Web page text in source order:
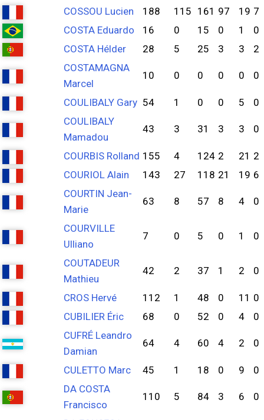
COSSOU Lucien 188 115 161 97 19 7
COSTA Eduardo
16 0 15 0 1
0
COSTA Hélder
28 5 25 3 3
2
COSTAMAGNA
Marcel
10 0 0 0 0 0
COULIBALY Gary 54 1 0 0 5
0
COULIBALY
Mamadou
43 3 31 3 3 0
COURBIS Rolland 155 4 124 2 21 2
COURIOL Alain
143 27 118 21 19 6
COURTIN Jean-
Marie
63 8 57 8 4 0
COURVILLE
Ulliano
7 0 5 0 1 0
COUTADEUR
Mathieu
42 2 37 1 2 0
CROS Hervé 112 1 48 0 11 0
CUBILIER Éric
68 0 52 0 4
0
CUFRÉ Leandro
Damian
64 4 60 4 2 0
CULETTO Marc 45 1 18 0 9
0
DA COSTA
Francisco
110 5 84 3 6 0